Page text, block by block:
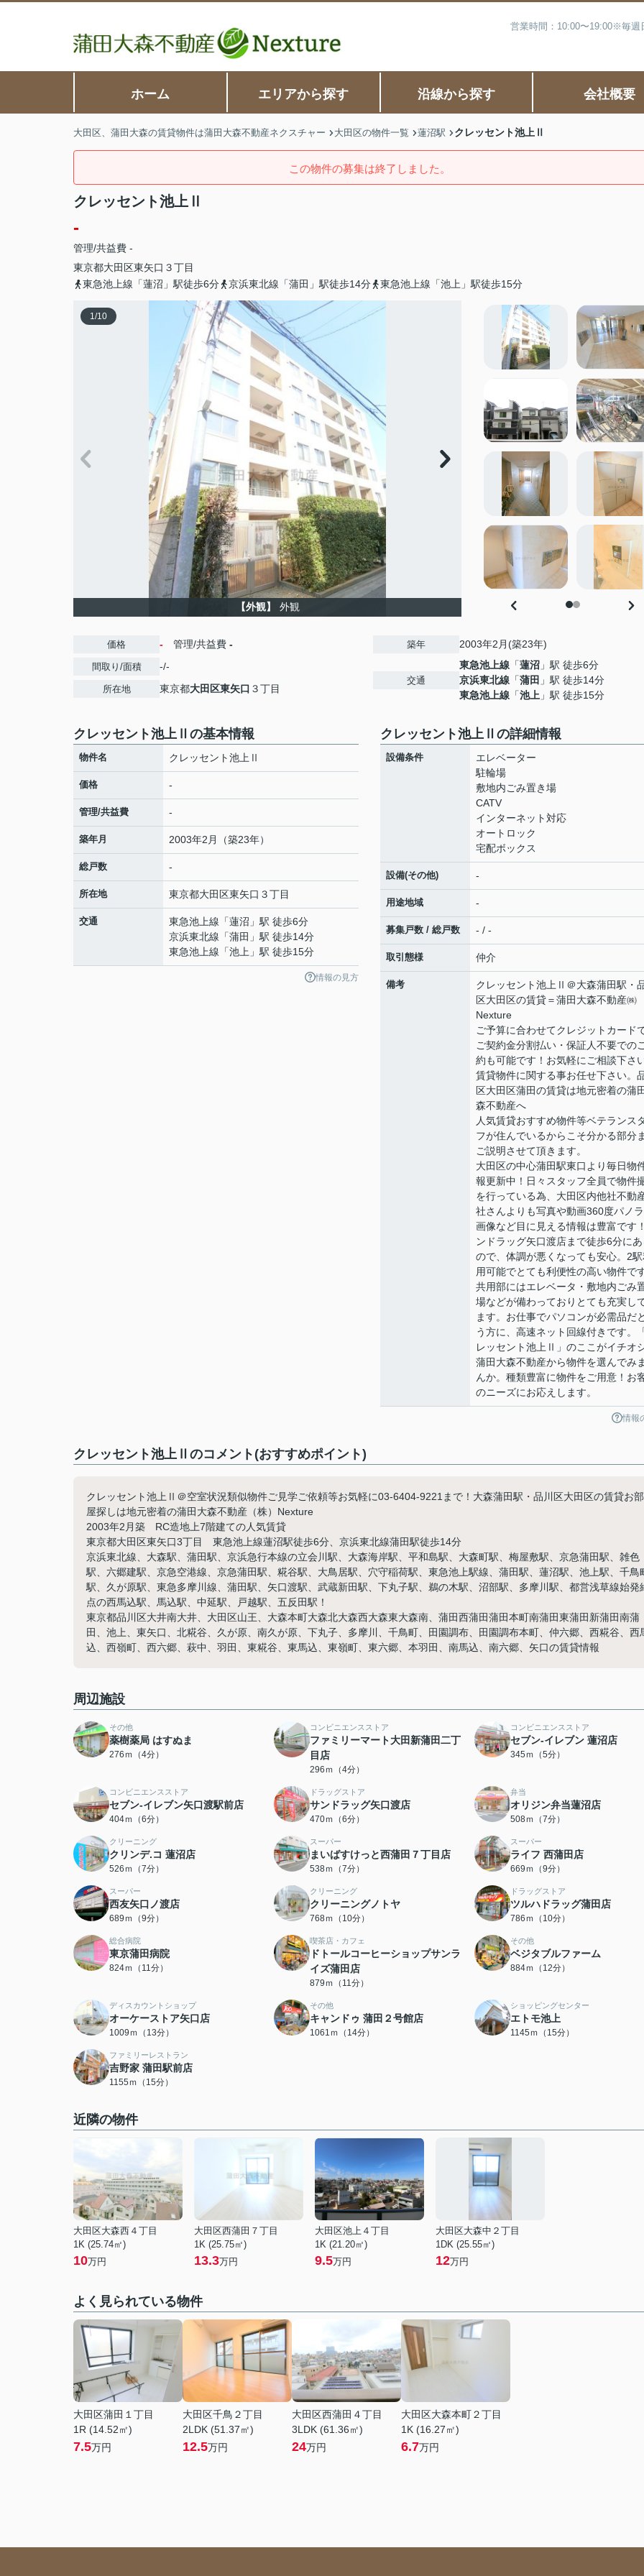
営業時間：10:00〜19:00※毎
ホーム エリアから探す 沿線から探す 会社概要
大田区、蒲田大森の賃貸物件は蒲田大森不動産ネクスチャー 大田区の物件一覧 蓮沼駅 クレッセント池上Ⅱ
この物件の募集は終了しました。
クレッセント池上Ⅱ
-
管理/共益費 -
東京都大田区東矢口 ３丁目
東急池上線「蓮沼」駅徒歩6分
京浜東北線「蒲田」駅徒歩14分 東急池上線「池上」駅徒歩15分
1/10
【外観】 外観
価格 - 管理/共益費 -
間取り/面積 -/-
所在地 東京都大田区東矢口 ３丁目
築年 2003年2月(築23年)
交通
東急池上線 「蓮沼 」駅 徒歩6分
京浜東北線 「蒲田 」駅 徒歩14分
東急池上線 「池上 」駅 徒歩15分
クレッセント池上Ⅱの基本情報
物件名 クレッセント池上Ⅱ
価格 -
管理/共益費 -
築年月 2003年2月（築23年）
総戸数 -
所在地 東京都大田区東矢口 ３丁目
交通 東急池上線 「蓮沼 」駅 徒歩6分
京浜東北線 「蒲田 」駅 徒歩14分
東急池上線 「池上 」駅 徒歩15分
情報の見方
クレッセント池上Ⅱの詳細情報
設備条件
エレベーター
駐輪場
敷地内ごみ置き場
CATV
インターネット対応
オートロック
宅配ボックス
設備(その他) -
用途地域 -
募集戸数 / 総戸数 - / -
取引態様 仲介
備考
クレッセント池上Ⅱ＠大森蒲田駅・
区大田区の賃貸＝蒲田大森不動産㈱
Nexture
ご予算に合わせてクレジットカード
ご契約金分割払い・保証人不要での
約も可能です！お気軽にご相談下さ
賃貸物件に関する事お任せ下さい。
区大田区蒲田の賃貸は地元密着の蒲
森不動産へ
人気賃貸おすすめ物件等ベテランス
フが住んでいるからこそ分かる部分
ご説明させて頂きます。
大田区の中心蒲田駅東口より毎日物
報更新中！日々スタッフ全員で物件
を行っている為、大田区内他社不動
社さんよりも写真や動画360度パノ
画像など目に見える情報は豊富です
ンドラッグ矢口渡店まで徒歩6分に
ので、体調が悪くなっても安心。2
用可能でとても利便性の高い物件で
共用部にはエレベータ・敷地内ごみ
場などが備わっておりとても充実し
ます。お仕事でパソコンが必需品だ
う方に、高速ネット回線付きです。
レッセント池上Ⅱ」のここがイチオ
蒲田大森不動産から物件を選んでみ
んか。種類豊富に物件をご用意！お
のニーズにお応えします。
情報
クレッセント池上Ⅱのコメント(おすすめポイント)
クレッセント池上Ⅱ＠空室状況類似物件ご見学ご依頼等お気軽に03-6404-9221まで！大森蒲田駅・品川区大田区の賃貸お部
屋探しは地元密着の蒲田大森不動産（株）Nexture
2003年2月築 RC造地上7階建ての人気賃貸
東京都大田区東矢口3丁目 東急池上線蓮沼駅徒歩6分、京浜東北線蒲田駅徒歩14分
京浜東北線、大森駅、蒲田駅、京浜急行本線の立会川駅、大森海岸駅、平和島駅、大森町駅、梅屋敷駅、京急蒲田駅、雑色
駅、六郷建駅、京急空港線、京急蒲田駅、糀谷駅、大鳥居駅、穴守稲荷駅、東急池上駅線、蒲田駅、蓮沼駅、池上駅、千鳥
駅、久が原駅、東急多摩川線、蒲田駅、矢口渡駅、武蔵新田駅、下丸子駅、鵜の木駅、沼部駅、多摩川駅、都営浅草線始発
点の西馬込駅、馬込駅、中延駅、戸越駅、五反田駅！
東京都品川区大井南大井、大田区山王、大森本町大森北大森西大森東大森南、蒲田西蒲田蒲田本町南蒲田東蒲田新蒲田南蒲
田、池上、東矢口、北糀谷、久が原、南久が原、下丸子、多摩川、千鳥町、田園調布、田園調布本町、仲六郷、西糀谷、西
込、西嶺町、西六郷、萩中、羽田、東糀谷、東馬込、東嶺町、東六郷、本羽田、南馬込、南六郷、矢口の賃貸情報
周辺施設
その他
薬樹薬局 はすぬま
276ｍ（4分）
コンビニエンスストア
ファミリーマート大田新蒲田二丁
目店
296ｍ（4分）
コンビニエンスストア
セブン‐イレブン 蓮沼店
345ｍ（5分）
コンビニエンスストア
セブン-イレブン矢口渡駅前店
404ｍ（6分）
ドラッグストア
サンドラッグ矢口渡店
470ｍ（6分）
弁当
オリジン弁当蓮沼店
508ｍ（7分）
クリーニング
クリンデ.コ 蓮沼店
526ｍ（7分）
スーパー
まいばすけっと西蒲田７丁目店
538ｍ（7分）
スーパー
ライフ 西蒲田店
669ｍ（9分）
スーパー
西友矢口ノ渡店
689ｍ（9分）
クリーニング
クリーニングノトヤ
768ｍ（10分）
ドラッグストア
ツルハドラッグ蒲田店
786ｍ（10分）
総合病院
東京蒲田病院
824ｍ（11分）
喫茶店・カフェ
ドトールコーヒーショップサンラ
イズ蒲田店
879ｍ（11分）
その他
ベジタブルファーム
884ｍ（12分）
ディスカウントショップ
オーケーストア矢口店
1009ｍ（13分）
その他
キャンドゥ 蒲田２号館店
1061ｍ（14分）
ショッピングセンター
エトモ池上
1145ｍ（15分）
ファミリーレストラン
吉野家 蒲田駅前店
1155ｍ（15分）
近隣の物件
大田区大森西４丁目
1K (25.74㎡)
10万円
大田区西蒲田７丁目
1K (25.75㎡)
13.3万円
大田区池上４丁目
1K (21.20㎡)
9.5万円
大田区大森中２丁目
1DK (25.55㎡)
12万円
よく見られている物件
大田区蒲田１丁目
1R (14.52㎡)
7.5万円
大田区千鳥２丁目
2LDK (51.37㎡)
12.5万円
大田区西蒲田４丁目
3LDK (61.36㎡)
24万円
大田区大森本町２丁目
1K (16.27㎡)
6.7万円